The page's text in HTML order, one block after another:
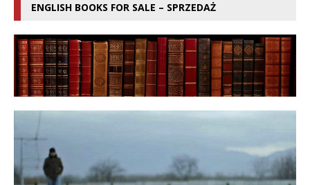
ENGLISH BOOKS FOR SALE – SPRZEDAŻ